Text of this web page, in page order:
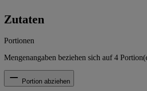
Zutaten
Portionen
Mengenangaben beziehen sich auf4
Portion abziehen